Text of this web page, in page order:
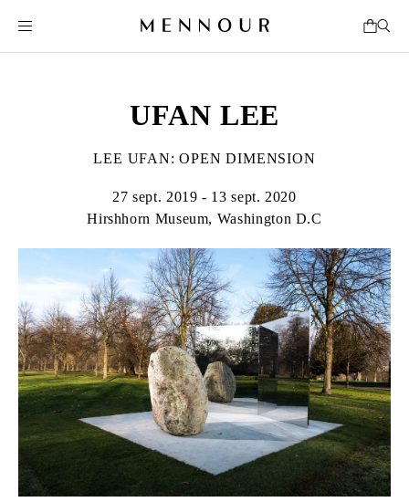
UFAN LEE
LEE UFAN: OPEN DIMENSION
27 sept. 2019 - 13 sept. 2020
Hirshhorn Museum, Washington D.C